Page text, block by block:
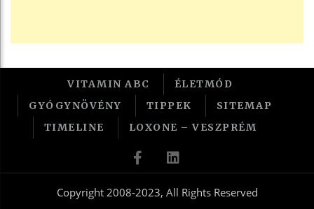
VITAMIN ABC
ÉLETMÓD
GYÓGYNÖVÉNY
TIPPEK
SITEMAP
TIMELINE
LOXONE – VESZPRÉM
Copyright 2008-2023, All Rights Reserved